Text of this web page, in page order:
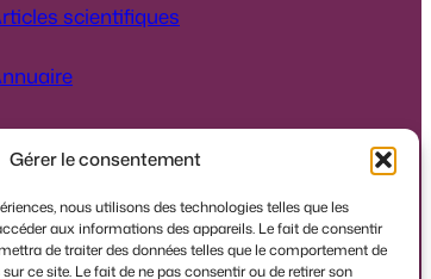
Gérer le consentement
nous utilisons des technologies telles que les
aux informations des appareils. Le fait de consentir
de traiter des données telles que le comportement de
ce site. Le fait de ne pas consentir ou de retirer son
scientifiques